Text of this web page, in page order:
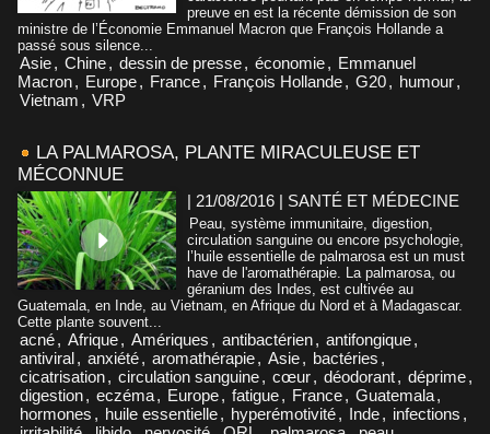
preuve en est la récente démission de son
ministre de l’Économie Emmanuel Macron que François Hollande a
passé sous silence...
Asie, Chine, dessin de presse, économie, Emmanuel
Macron, Europe, France, François Hollande, G20, humour,
Vietnam , VRP
LA PALMAROSA, PLANTE MIRACULEUSE ET
MÉCONNUE
| 21/08/2016 | SANTÉ ET MÉDECINE
Peau, système immunitaire, digestion,
circulation sanguine ou encore psychologie,
l’huile essentielle de palmarosa est un must
have de l'aromathérapie. La palmarosa, ou
géranium des Indes, est cultivée au
Guatemala, en Inde, au Vietnam, en Afrique du Nord et à Madagascar.
Cette plante souvent...
acné, Afrique, Amériques , antibactérien, antifongique,
antiviral, anxiété, aromathérapie, Asie, bactéries ,
cicatrisation, circulation sanguine, cœur, déodorant, déprime,
digestion, eczéma, Europe, fatigue, France, Guatemala,
hormones , huile essentielle, hyperémotivité, Inde, infections ,